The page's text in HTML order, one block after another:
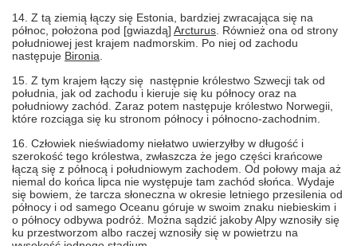
14. Z tą ziemią łączy się Estonia, bardziej zwracająca się na
północ, położona pod [gwiazdą] Arcturus . Również ona od strony
południowej jest krajem nadmorskim. Po niej od zachodu
następuje Bironia
15. Z tym krajem łączy się następnie królestwo Szwecji tak od
południa, jak od zachodu i kieruje się ku północy oraz na
południowy zachód. Zaraz potem następuje królestwo Norwegii,
które rozciąga się ku stronom północy i północno-zachodnim.
16. Człowiek nieświadomy niełatwo uwierzyłby w długość i
szerokość tego królestwa, zwłaszcza że jego części krańcowe
łączą się z północą i południowym zachodem. Od połowy maja aż
niemal do końca lipca nie występuje tam zachód słońca. Wydaje
się bowiem, że tarcza słoneczna w okresie letniego przesilenia od
północy i od samego Oceanu góruje w swoim znaku niebieskim i
o północy odbywa podróż. Można sądzić jakoby Alpy wznosiły się
ku przestworzom albo raczej wznosiły się w powietrzu na